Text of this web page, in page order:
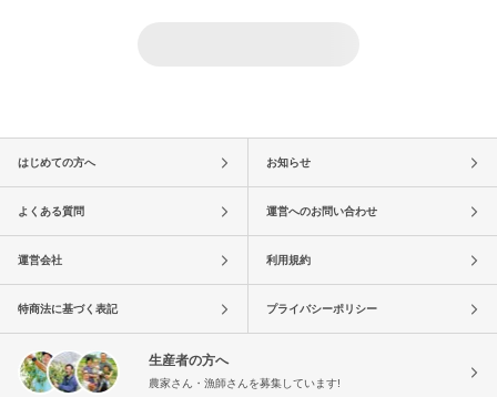
はじめての方へ お知らせ
よくある質問 運営へのお問い合わせ
運営会社 利用規約
特商法に基づく表記 プライバシーポリシー
生産者の方へ
農家さん・漁師さんを募集しています!